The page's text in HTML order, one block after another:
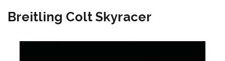
Breitling Colt Skyracer